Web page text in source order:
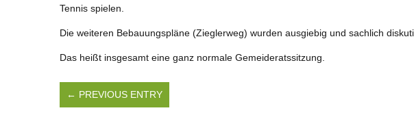
Tennis spielen.
Die weiteren Bebauungspläne (Zieglerweg) wurden ausgiebig und sachlich
Das heißt insgesamt eine ganz normale Gemeideratssitzung.
← PREVIOUS ENTRY